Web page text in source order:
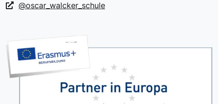
@oscar_walcker_schule